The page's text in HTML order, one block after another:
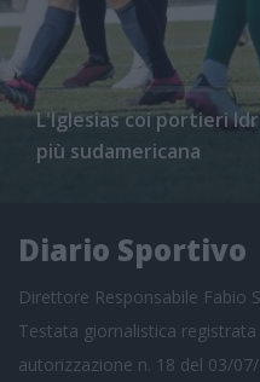
L'Iglesias coi portieri
più sudamericana
Diario Sportivo
Direttore Responsabile Fabio
Testata giornalistica
autorizzazione n. 18 del 03/